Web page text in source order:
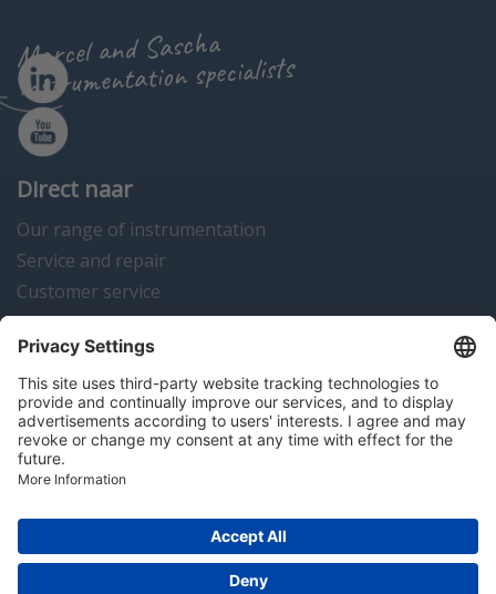
Marcel and Sascha
instrumentation specialists
Direct naar
Our range of instrumentation
Service and repair
Customer service
Instrumentation news
Contact us
Algemene voorwaarden Disclaimer
Colofon
Copyright © 2026 Hitma B.V.. All rights reserved.